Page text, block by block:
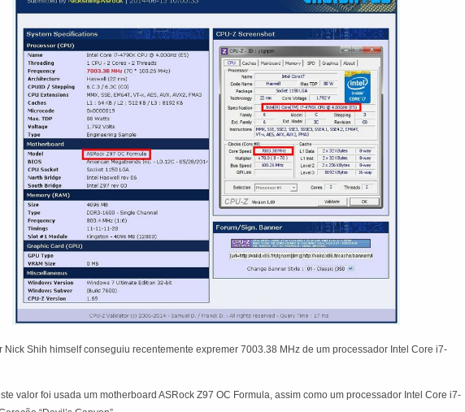
Nick Shih himself conseguiu recentemente expremer 7003.38 MHz de um processador Intel Core i7-
valor foi usada um motherboard ASRock Z97 OC Formula, assim como um processador Intel Core i7-